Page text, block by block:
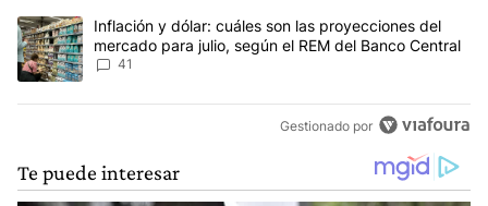
Un artículo de tendencia con el título "Inflación y dólar: cuáles
Inflación y dólar: cuáles son las proyecciones del
mercado para julio, según el REM del Banco Central
41
Gestionado por